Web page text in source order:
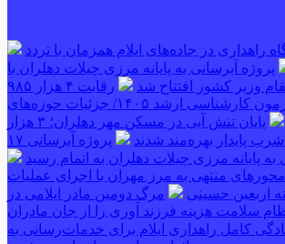
۷۰ ایستگاه راهداری در جاده‌های ایلام همزمان با تردد
پروژه آبرسانی به پایانه مرزی چیلات دهلران با
وزیر کشور افتتاح شد
رقابت ۴ هزار ۹۸۵
داوطلب ایلامی در آزمون کارشناسی ارشد ۱۴۰۵/ جزئیات حوزه‌های
پایان تنش آبی در مسکن مهر دهلران؛ ۳ هزار
پایدار بهره‌مند شدند
پروژه آبرسانی ۱۷
پایانه مرزی چیلات دهلران به اتمام رسید
منتهی به مرز مهران با اجرای عملیات
اربعین حسینی
مرگ دومین مادر ایلامی در
سلامت هزینه فرزند آوری را از جان مادران
کامل راهداری ایلام برای خدمات‌رسانی به